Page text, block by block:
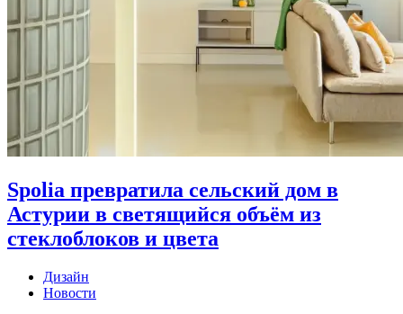
Spolia превратила сельский дом в
Астурии в светящийся объём из
стеклоблоков и цвета
Дизайн
Новости